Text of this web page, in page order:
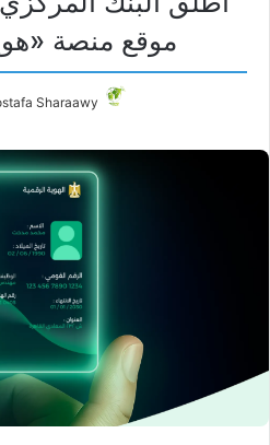
موقع منصة
Sharaawy